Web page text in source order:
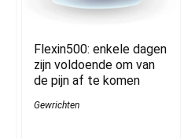
Flexin500: enkele dagen
zijn voldoende om van
de pijn af te komen
Gewrichten